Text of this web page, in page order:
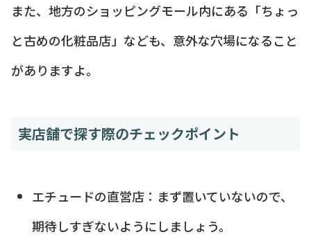
また、地方のショッピングモール内にある「ちょっ
と古めの化粧品店」なども、意外な穴場になること
がありますよ。
実店舗で探す際のチェックポイント
エチュードの直営店：まず置いていないので、
期待しすぎないようにしましょう。